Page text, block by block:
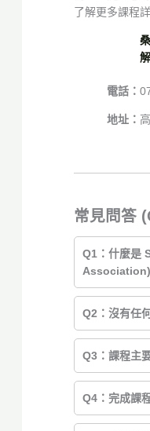
了解更多課程
電話：
地址：
常見問答
Q1：什麼是
Association)
Q2：沒有任
Q3：課程主
Q4：完成課